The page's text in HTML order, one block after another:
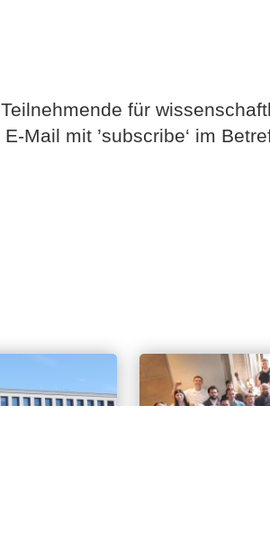
für
Mail mit ’subscribe‘ im